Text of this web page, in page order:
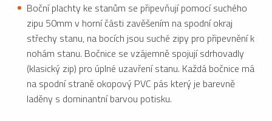
Boční plachty ke stanům se připevňují pomocí suchého
zipu 50mm v horní části zavěšením na spodní okraj
střechy stanu, na bocích jsou suché zipy pro připevnění k
nohám stanu. Bočnice se vzájemně spojují sdrhovadly
(klasický zip) pro úplné uzavření stanu. Každá bočnice má
na spodní straně okopový PVC pás který je barevně
laděny s dominantní barvou potisku.